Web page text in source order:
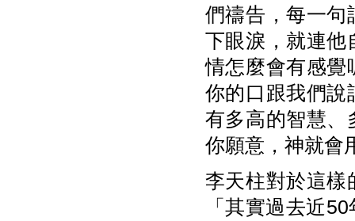
們禱告，每一句
下眼淚，就連他
情怎麼會有感覺
你的口跟我們說
有多高的智慧、
你願意，神就會
李天柱對於這樣
「其實過去近